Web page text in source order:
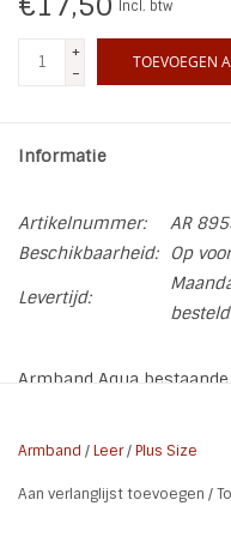
Incl. btw
+
-
TOEVOEGEN
Informatie
Artikelnummer:
AR
Beschikbaarheid:
Op
Levertijd:
Armband Aqua
Armband /Leer/Plus Size
Aan verlanglijst toevoegen /